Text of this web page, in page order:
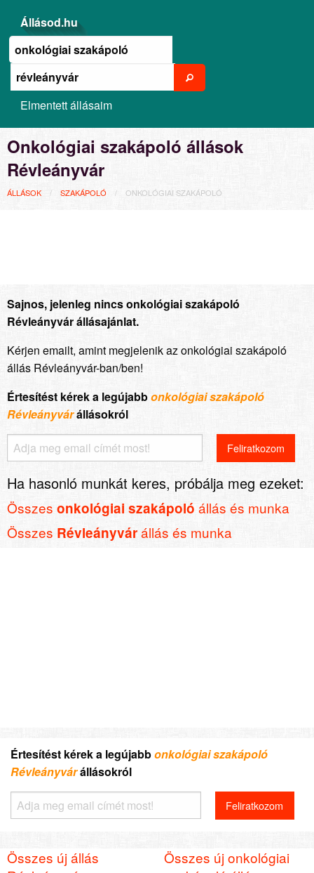
Állásod.hu
Elmentett állásaim
Onkológiai szakápoló állások
Révleányvár
ÁLLÁSOK SZAKÁPOLÓ ONKOLÓGIAI SZAKÁPOLÓ
Sajnos, jelenleg nincs onkológiai szakápoló
Révleányvár állásajánlat.
Kérjen emailt, amint megjelenik az onkológiai szakápoló
állás Révleányvár-ban/ben!
Értesítést kérek a legújabbonkológiai szakápoló
Révleányvárállásokról
Ha hasonló munkát keres, próbálja meg ezeket:
Összes onkológiai szakápoló állás és munka
Összes Révleányvárállás és munka
Értesítést kérek a legújabbonkológiai szakápoló
Révleányvárállásokról
Összes új állás
Összes új onkológiai